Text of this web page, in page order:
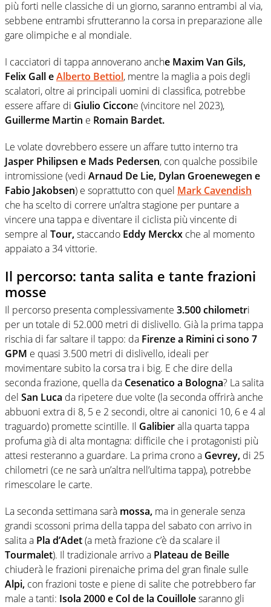
più forti nelle classiche di un giorno, saranno entrambi al via,
sebbene entrambi sfrutteranno la corsa in preparazione alle
gare olimpiche e al mondiale.
I cacciatori di tappa annoverano anche Maxim Van Gils,
Felix Gall eAlberto Bettiol, mentre la maglia a pois degli
scalatori, oltre ai principali uomini di classifica, potrebbe
essere affare di Giulio Ciccone (vincitore nel 2023),
Guillerme Martin e Romain Bardet.
Le volate dovrebbero essere un affare tutto interno tra
Jasper Philipsen e Mads Pedersen, con qualche possibile
intromissione (vedi Arnaud De Lie, Dylan Groenewegen e
Fabio Jakobsen) e soprattutto con quel Mark Cavendish
che ha scelto di correre un’altra stagione per puntare a
vincere una tappa e diventare il ciclista più vincente di
sempre al Tour,staccando Eddy Merckx che al momento
appaiato a 34 vittorie.
Il percorso: tanta salita e tante frazioni
mosse
Il percorso presenta complessivamente 3.500 chilometri
per un totale di 52.000 metri di dislivello. Già la prima tappa
rischia di far saltare il tappo: da Firenze a Rimini ci sono 7
GPM e quasi 3.500 metri di dislivello, ideali per
movimentare subito la corsa tra i big. E che dire della
seconda frazione, quella da Cesenatico a Bologna? La salita
del San Luca da ripetere due volte (la seconda offrirà anche
abbuoni extra di 8, 5 e 2 secondi, oltre ai canonici 10, 6 e 4 al
traguardo) promette scintille. Il Galibieralla quarta tappa
profuma già di alta montagna: difficile che i protagonisti più
attesi resteranno a guardare. La prima crono a Gevrey, di 25
chilometri (ce ne sarà un’altra nell’ultima tappa), potrebbe
rimescolare le carte.
La seconda settimana sarà mossa, ma in generale senza
grandi scossoni prima della tappa del sabato con arrivo in
salita a Pla d’Adet(a metà frazione c’è da scalare il
Tourmalet). Il tradizionale arrivo a Plateau de Beille
chiuderà le frazioni pirenaiche prima del gran finale sulle
Alpi, con frazioni toste e piene di salite che potrebbero far
male a tanti: Isola 2000 e Col de la Couillolesaranno gli